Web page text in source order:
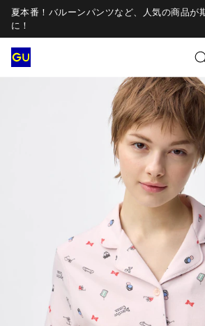
夏本番！バルーンパンツなど、人気の商品が
に！